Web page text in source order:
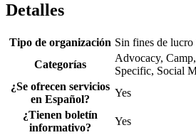
Detalles
Tipo de organización Sin fines de
Categorías
Advocacy,
Specific, Social
¿Se ofrecen servicios
en Español?
Yes
¿Tienen boletín
informativo?
Yes